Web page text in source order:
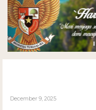
December 9, 2025